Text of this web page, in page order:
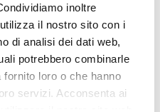
inoltre
il nostro sito con i
di analisi dei dati web,
potrebbero combinarle
loro o che hanno
servizi. Acconsenta ai